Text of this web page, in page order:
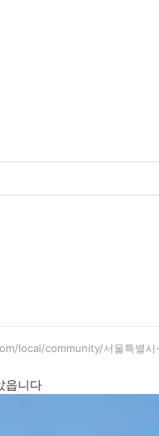
local/community/서울특별
읍니다